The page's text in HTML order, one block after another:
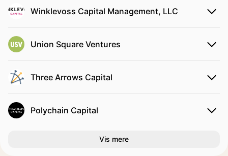
Winklevoss Capital Management, LLC
Union Square Ventures
Three Arrows Capital
Polychain Capital
Vis mere